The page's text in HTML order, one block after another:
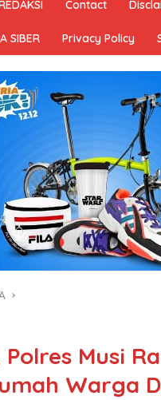
Contact
SIBER Privacy Policy
Musi
Warga